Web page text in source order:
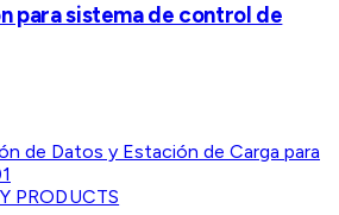
para sistema de control de
PRODUCTS